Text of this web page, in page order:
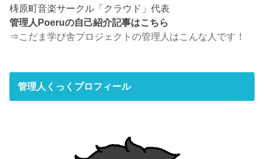
梼原町音楽サークル「クラウド」代表
管理人Poeruの自己紹介記事はこちら
⇒ こだま学び舎プロジェクトの管理人はこんな人です！
管理人くっくプロフィール